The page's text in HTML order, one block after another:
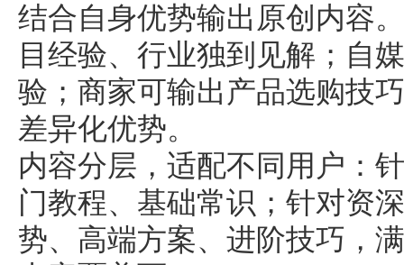
结合自身优势输出原创内容
目经验、行业独到见解；自
验；商家可输出产品选购技
差异化优势。
内容分层，适配不同用户：
门教程、基础常识；针对资
势、高端方案、进阶技巧，